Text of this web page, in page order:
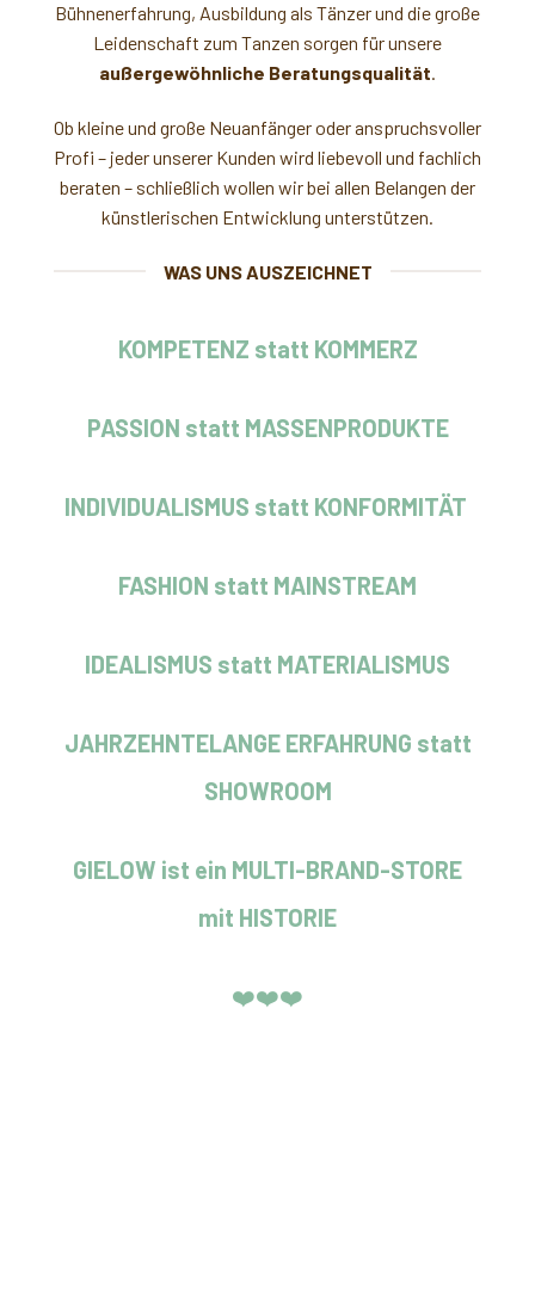
Bühnenerfahrung, Ausbildung als Tänzer und die große
Leidenschaft zum Tanzen sorgen für unsere
außergewöhnliche Beratungsqualität.
Ob kleine und große Neuanfänger oder anspruchsvoller
Profi – jeder unserer Kunden wird liebevoll und fachlich
beraten – schließlich wollen wir bei allen Belangen der
künstlerischen Entwicklung unterstützen.
WAS UNS AUSZEICHNET
KOMPETENZ statt KOMMERZ
PASSION statt MASSENPRODUKTE
INDIVIDUALISMUS statt KONFORMITÄT
FASHION statt MAINSTREAM
IDEALISMUS statt MATERIALISMUS
JAHRZEHNTELANGE ERFAHRUNG statt
SHOWROOM
GIELOW ist ein MULTI-BRAND-STORE
mit HISTORIE
❤️❤️❤️